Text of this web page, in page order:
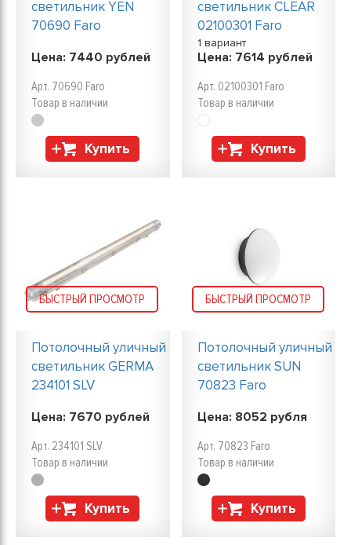
светильник YEN
70690 Faro
Цена: 7440 рублей
Арт. 70690 Faro
Товар в наличии
Купить
светильник CLEAR
02100301 Faro
1 вариант
Цена: 7614 рублей
Арт. 02100301 Faro
Товар в наличии
Купить
БЫСТРЫЙ ПРОСМОТР
Потолочный уличный
светильник GERMA
234101 SLV
Цена: 7670 рублей
Арт. 234101 SLV
Товар в наличии
Купить
БЫСТРЫЙ ПРОСМОТР
Потолочный уличный
светильник SUN
70823 Faro
Цена: 8052 рубля
Арт. 70823 Faro
Товар в наличии
Купить